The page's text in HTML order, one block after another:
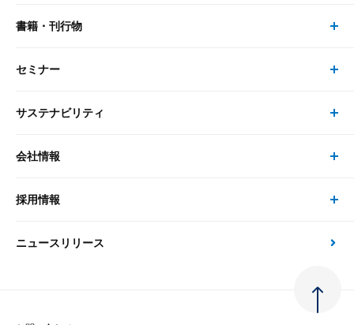
大和総研の強み
先端テクノロジーに基づく新たな価値の創出
最新のレポート・コラム
政策分析
研究員・コンサルタント トップ
研究員
書籍・刊行物
書籍・刊行物 トップ
書籍
セミナー
セミナー トップ
現在受付中のセミナー・イベント
サステナビリティ
サステナビリティの取り組み
次世代社会への貢献
会社情報
会社情報 トップ
会社概要・役員一覧
採用情報
採用情報 トップ
ニュースリリース